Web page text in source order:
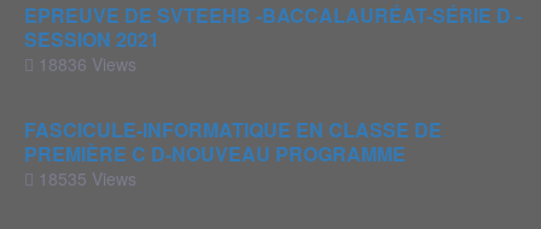
EPREUVE DE SVTEEHB -BACCALAURÉAT-SÉRIE D -
SESSION 2021
18836 Views
FASCICULE-INFORMATIQUE EN CLASSE DE
PREMIÈRE C D-NOUVEAU PROGRAMME
18535 Views